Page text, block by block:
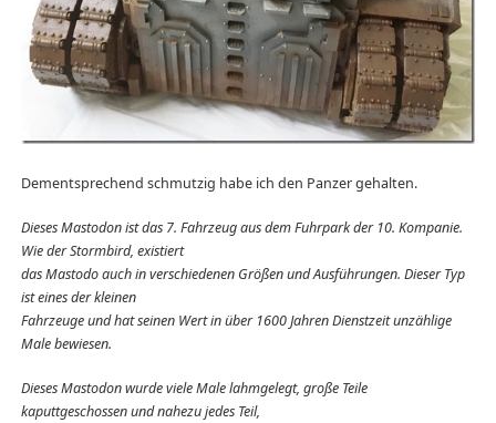
Dementsprechend schmutzig habe ich den Panzer gehalten.
Dieses Mastodon ist das 7. Fahrzeug aus dem Fuhrpark der 10. Kompanie.
Wie der Stormbird, existiert
das Mastodo auch in verschiedenen Größen und Ausführungen. Dieser Typ
ist eines der kleinen
Fahrzeuge und hat seinen Wert in über 1600 Jahren Dienstzeit unzählige
Male bewiesen.
Dieses Mastodon wurde viele Male lahmgelegt, große Teile
kaputtgeschossen und nahezu jedes Teil,